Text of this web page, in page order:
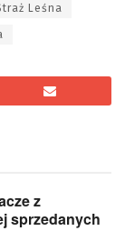
Leśna
z
sprzedanych